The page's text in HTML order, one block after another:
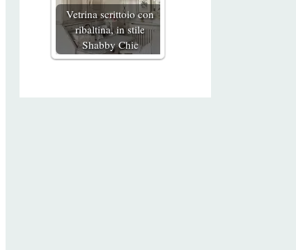
Vetrina scrittoio con
ribaltina, in stile
Shabby Chic